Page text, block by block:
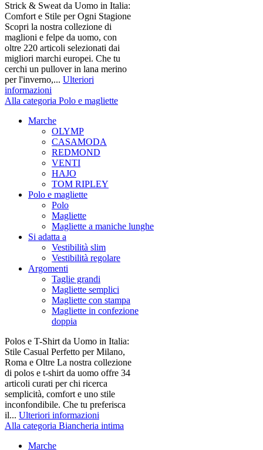
Strick & Sweat da Uomo in Italia:
Comfort e Stile per Ogni Stagione
Scopri la nostra collezione di
maglioni e felpe da uomo, con
oltre 220 articoli selezionati dai
migliori marchi europei. Che tu
cerchi un pullover in lana merino
per l'inverno,... Ulteriori
informazioni
Alla categoria Polo e magliette
Marche
OLYMP
CASAMODA
REDMOND
VENTI
HAJO
TOM RIPLEY
Polo e magliette
Polo
Magliette
Magliette a maniche lunghe
Si adatta a
Vestibilità slim
Vestibilità regolare
Argomenti
Taglie grandi
Magliette semplici
Magliette con stampa
Magliette in confezione
doppia
Polos e T-Shirt da Uomo in Italia:
Stile Casual Perfetto per Milano,
Roma e Oltre La nostra collezione
di polos e t-shirt da uomo offre 34
articoli curati per chi ricerca
semplicità, comfort e uno stile
inconfondibile. Che tu preferisca
il... Ulteriori informazioni
Alla categoria Biancheria intima
Marche